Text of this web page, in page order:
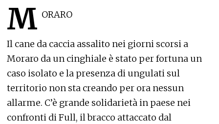
M ORARO
Il cane da caccia assalito nei giorni scorsi a
Moraro da un cinghiale è stato per fortuna un
caso isolato e la presenza di ungulati sul
territorio non sta creando per ora nessun
allarme. C’è grande solidarietà in paese nei
confronti di Full, il bracco attaccato dal